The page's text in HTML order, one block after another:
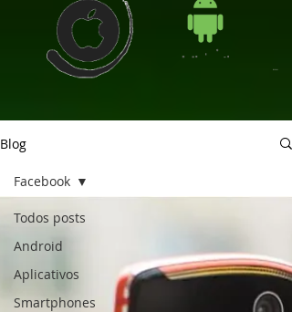
Blog
Todos posts
Android
Aplicativos
Smartphones
Facebook